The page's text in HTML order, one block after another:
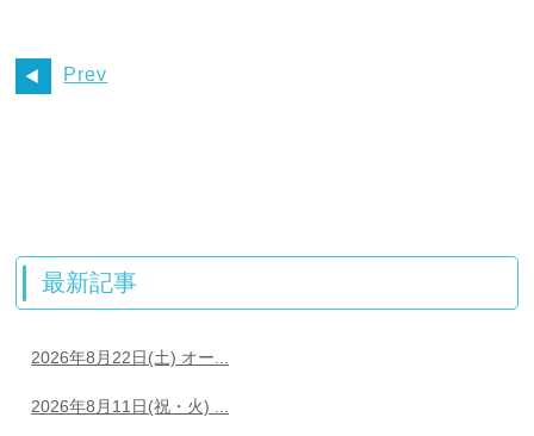
Prev
最新記事
2026年8月22日(土) オー...
2026年8月11日(祝・火) ...